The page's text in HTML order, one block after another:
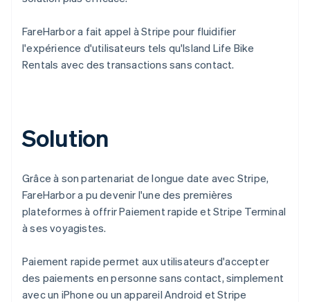
FareHarbor a fait appel à Stripe pour fluidifier
l'expérience d'utilisateurs tels qu'Island Life Bike
Rentals avec des transactions sans contact.
Solution
Grâce à son partenariat de longue date avec Stripe,
FareHarbor a pu devenir l'une des premières
plateformes à offrir Paiement rapide et Stripe Terminal
à ses voyagistes.
Paiement rapide permet aux utilisateurs d'accepter
des paiements en personne sans contact, simplement
avec un iPhone ou un appareil Android et Stripe